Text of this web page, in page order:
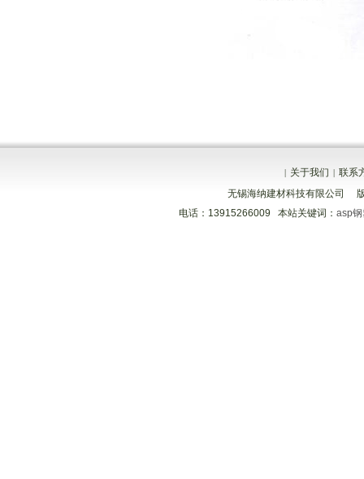
| 关于我们 | 联系
无锡海纳建材科技有限公司
电话：13915266009 本站关键词： asp